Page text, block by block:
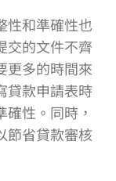
性和準確性也
交的文件不齊
更多的時間來
貸款申請表時
性。同時，
節省貸款審核